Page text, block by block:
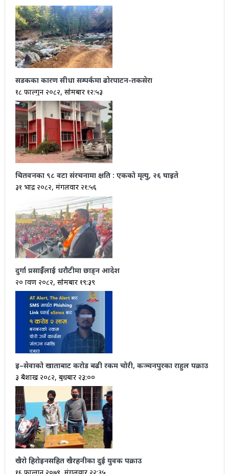
सडकका कारण सीधा सम्पर्कमा ढोरपाटन-तकसेरा
१८ फाल्गुन २०८२, सोमबार १२:५३
चितवनका ९८ वटा संरचनामा क्षति : एकको मृत्यु, २६ घाइते
३१ भाद्र २०८२, मंगलवार २१:५६
दुर्गा प्रसाईँलाई धरौटीमा छाड्न आदेश
२० श्रावण २०८२, सोमबार १९:३९
इ–सेवाको खाताबाट करोड बढी रकम चोरी, कञ्चनपुरका राहुल पक्राउ
३ बैशाख २०८२, बुधबार २३:००
खैरो हिरोइनसहित खैरहनीका दुई युवक पक्राउ